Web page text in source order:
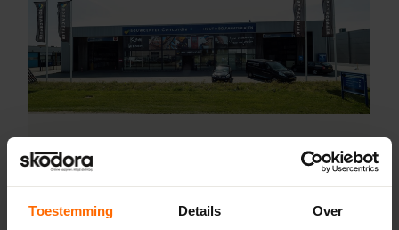
Toestemming Details Over
Pick-up point
Concordia